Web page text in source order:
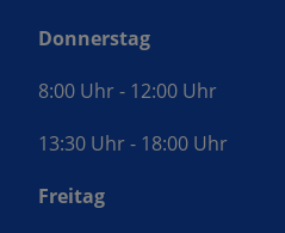
Donnerstag
8:00 Uhr - 12:00 Uhr
13:30 Uhr - 18:00 Uhr
Freitag